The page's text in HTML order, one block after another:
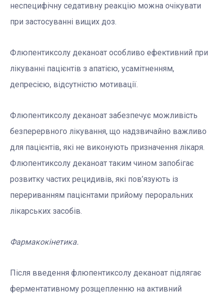
неспецифічну седативну реакцію можна очікувати
при застосуванні вищих доз.
Флюпентиксолу деканоат особливо ефективний при
лікуванні пацієнтів з апатією, усамітненням,
депресією, відсутністю мотивації.
Флюпентиксолу деканоат забезпечує можливість
безперервного лікування, що надзвичайно важливо
для пацієнтів, які не виконують призначення лікаря.
Флюпентиксолу деканоат таким чином запобігає
розвитку частих рецидивів, які пов’язують із
перериванням пацієнтами прийому пероральних
лікарських засобів.
Фармакокінетика.
Після введення флюпентиксолу деканоат підлягає
ферментативному розщепленню на активний